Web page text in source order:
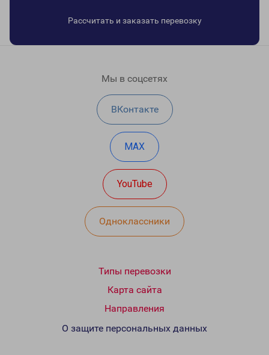
Рассчитать и заказать перевозку
Мы в соцсетях
ВКонтакте
MAX
YouTube
Одноклассники
Типы перевозки
Карта сайта
Направления
О защите персональных данных